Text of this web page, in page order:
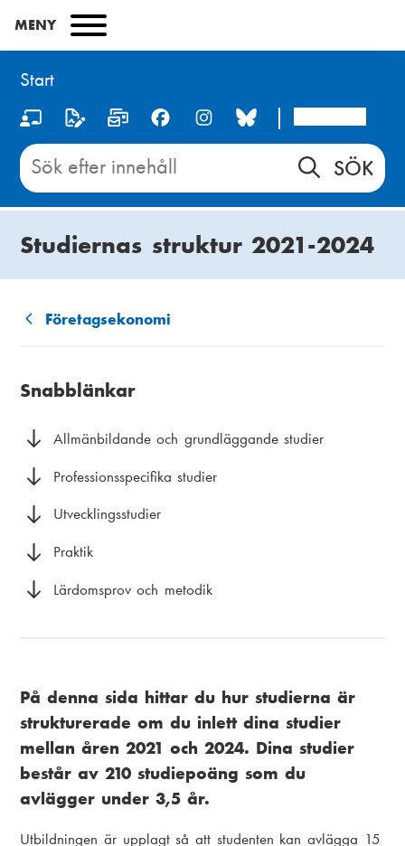
huvudinnehåll
Start
S
o
c
a
l
m
d
a
m
e
n
u
Sök
innehåll
på
MENY
Studiernas struktur 2021-2024
n
k
g
Företagsekonomi
Snabblänkar
Allmänbildande och grundläggande studier
Professionsspecifika studier
Utvecklingsstudier
Praktik
Lärdomsprov och metodik
På denna sida hittar du hur studierna är
strukturerade om du inlett dina studier
mellan åren 2021 och 2024. Dina studier
består av 210 studiepoäng som du
avlägger under 3,5 år.
Utbildningen är upplagt så att studenten kan avlägga 15